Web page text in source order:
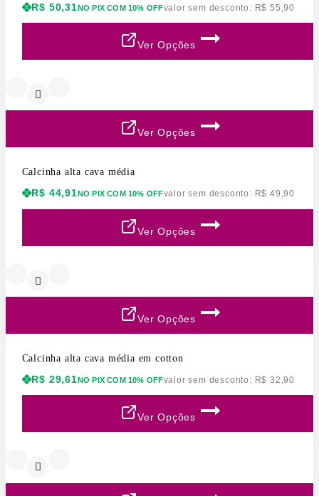
R$ 50,31NO PIX COM 10% OFFvalor sem desconto: R$ 55,90
Ver Opções
Ver Opções
Calcinha alta cava média
R$ 44,91 NO PIX COM 10% OFFvalor sem desconto: R$ 49,90
Ver Opções
Ver Opções
Calcinha alta cava média em cotton
R$ 29,61NO PIX COM 10% OFFvalor sem desconto: R$ 32,90
Ver Opções